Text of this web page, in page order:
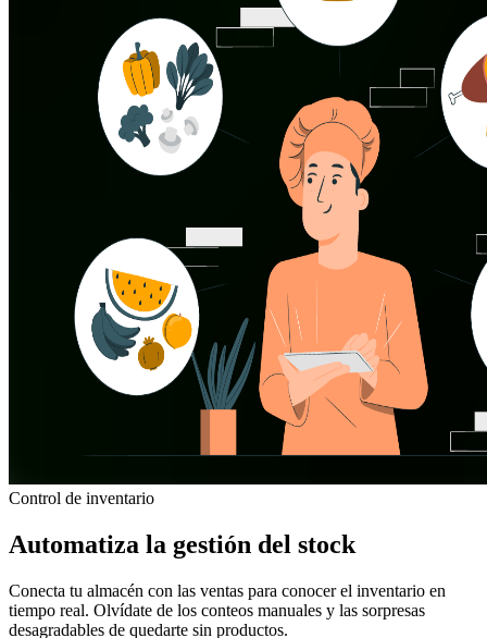
Control de inventario
Automatiza la gestión del stock
Conecta tu almacén con las ventas para conocer el inventario en
tiempo real. Olvídate de los conteos manuales y las sorpresas
desagradables de quedarte sin productos.